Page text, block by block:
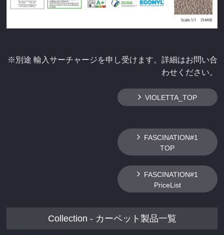
※別途 輸入サーチャージを申し受けます。詳細はお問い合
わせください。
VIOLETTA_TOP
FASCINATION#1
TOP
FASCINATION#1
PriceList
Collection - カーペット製品一覧